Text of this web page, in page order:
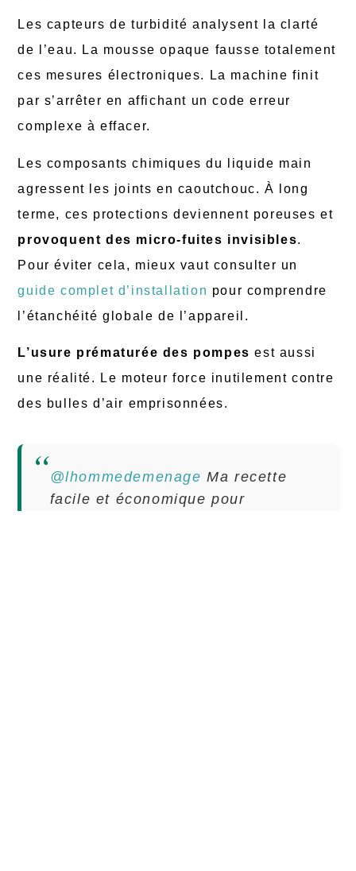
Les capteurs de turbidité analysent la clarté
de l’eau. La mousse opaque fausse totalement
ces mesures électroniques. La machine finit
par s’arrêter en affichant un code erreur
complexe à effacer.
Les composants chimiques du liquide main
agressent les joints en caoutchouc. À long
terme, ces protections deviennent poreuses et
provoquent des micro-fuites invisibles.
Pour éviter cela, mieux vaut consulter un
guide complet d’installation pour comprendre
l’étanchéité globale de l’appareil.
L’usure prématurée des pompes est aussi
une réalité. Le moteur force inutilement contre
des bulles d’air emprisonnées.
@lhommedemenage Ma recette
facile et économique pour